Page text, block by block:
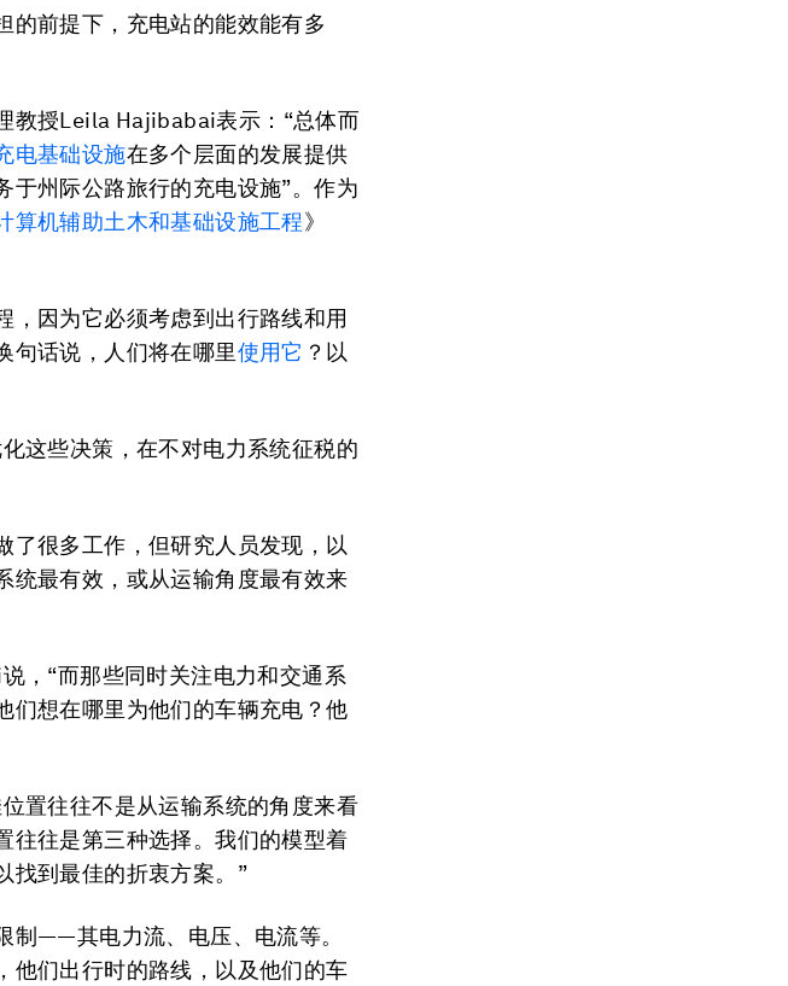
的前提下，充电站的能效能有多
教授Leila Hajibabai表示：“总体而
电基础设施在多个层面的发展提供
于州际公路旅行的充电设施”。作为
算机辅助土木和基础设施工程》
，因为它必须考虑到出行路线和用
句话说，人们将在哪里使用它 ？以
这些决策，在不对电力系统征税的
了很多工作，但研究人员发现，以
统最有效，或从运输角度最有效来
，“而那些同时关注电力和交通系
们想在哪里为他们的车辆充电？他
置往往不是从运输系统的角度来看
往往是第三种选择。我们的模型着
找到最佳的折衷方案。”
制——其电力流、电压、电流等。
他们出行时的路线，以及他们的车